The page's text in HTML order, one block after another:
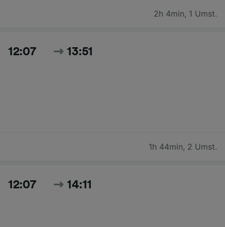
2h 4min, 1 Umst.
12:07 13:51
1h 44min, 2 Umst.
12:07 14:11